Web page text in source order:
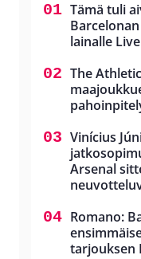
Tämä tuli
lainalle
The
Vinícius
Arsenal
Romano:
tarjouksen